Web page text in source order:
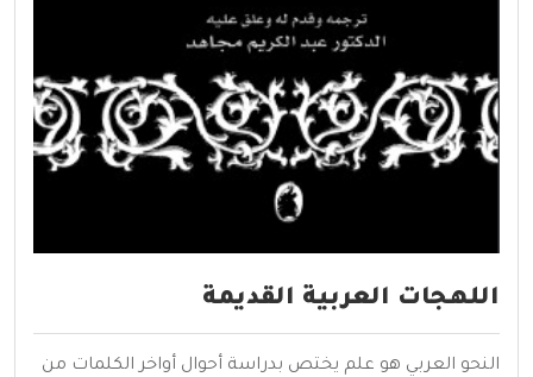
اللهجات العربية القديمة
النحو العربي هو علم يختص بدراسة أحوال أواخر الكلمات من